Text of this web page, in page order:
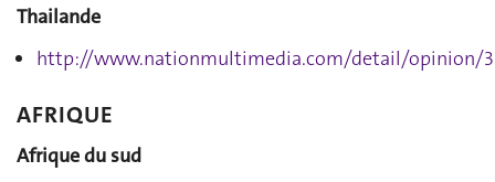
Thailande
http://www.nationmultimedia.com/detail/opinion/
AFRIQUE
Afrique du sud